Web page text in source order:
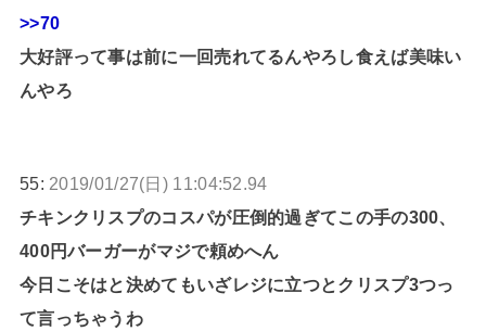
>>70
大好評って事は前に一回売れてるんやろし食えば美味い
んやろ
55: 2019/01/27(日) 11:04:52.94
チキンクリスプのコスパが圧倒的過ぎてこの手の300、
400円バーガーがマジで頼めへん
今日こそはと決めてもいざレジに立つとクリスプ3つっ
て言っちゃうわ